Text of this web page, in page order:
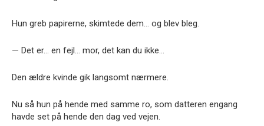
Hun greb papirerne, skimtede dem… og blev bleg.
— Det er… en fejl… mor, det kan du ikke…
Den ældre kvinde gik langsomt nærmere.
Nu så hun på hende med samme ro, som datteren engang
havde set på hende den dag ved vejen.